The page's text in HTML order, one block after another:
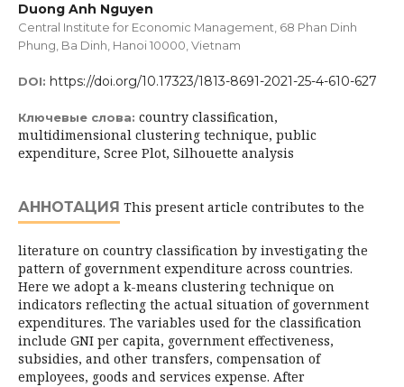
Duong Anh Nguyen
Central Institute for Economic Management, 68 Phan Dinh
Phung, Ba Dinh, Hanoi 10000, Vietnam
DOI: https://doi.org/10.17323/1813-8691-2021-25-4-610-627
Ключевые слова: country classification,
multidimensional clustering technique, public
expenditure, Scree Plot, Silhouette analysis
АННОТАЦИЯ This present article contributes to the
literature on country classification by investigating the
pattern of government expenditure across countries.
Here we adopt a k-means clustering technique on
indicators reflecting the actual situation of government
expenditures. The variables used for the classification
include GNI per capita, government effectiveness,
subsidies, and other transfers, compensation of
employees, goods and services expense. After